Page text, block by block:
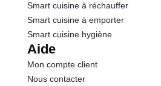
Smart cuisine à réchauffer
Smart cuisine à emporter
Smart cuisine hygiène
Aide
Mon compte client
Nous contacter